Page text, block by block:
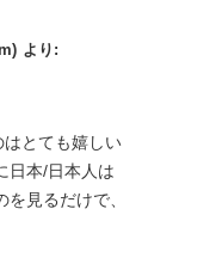
より:
とても嬉しい
日本/日本人は
見るだけで、